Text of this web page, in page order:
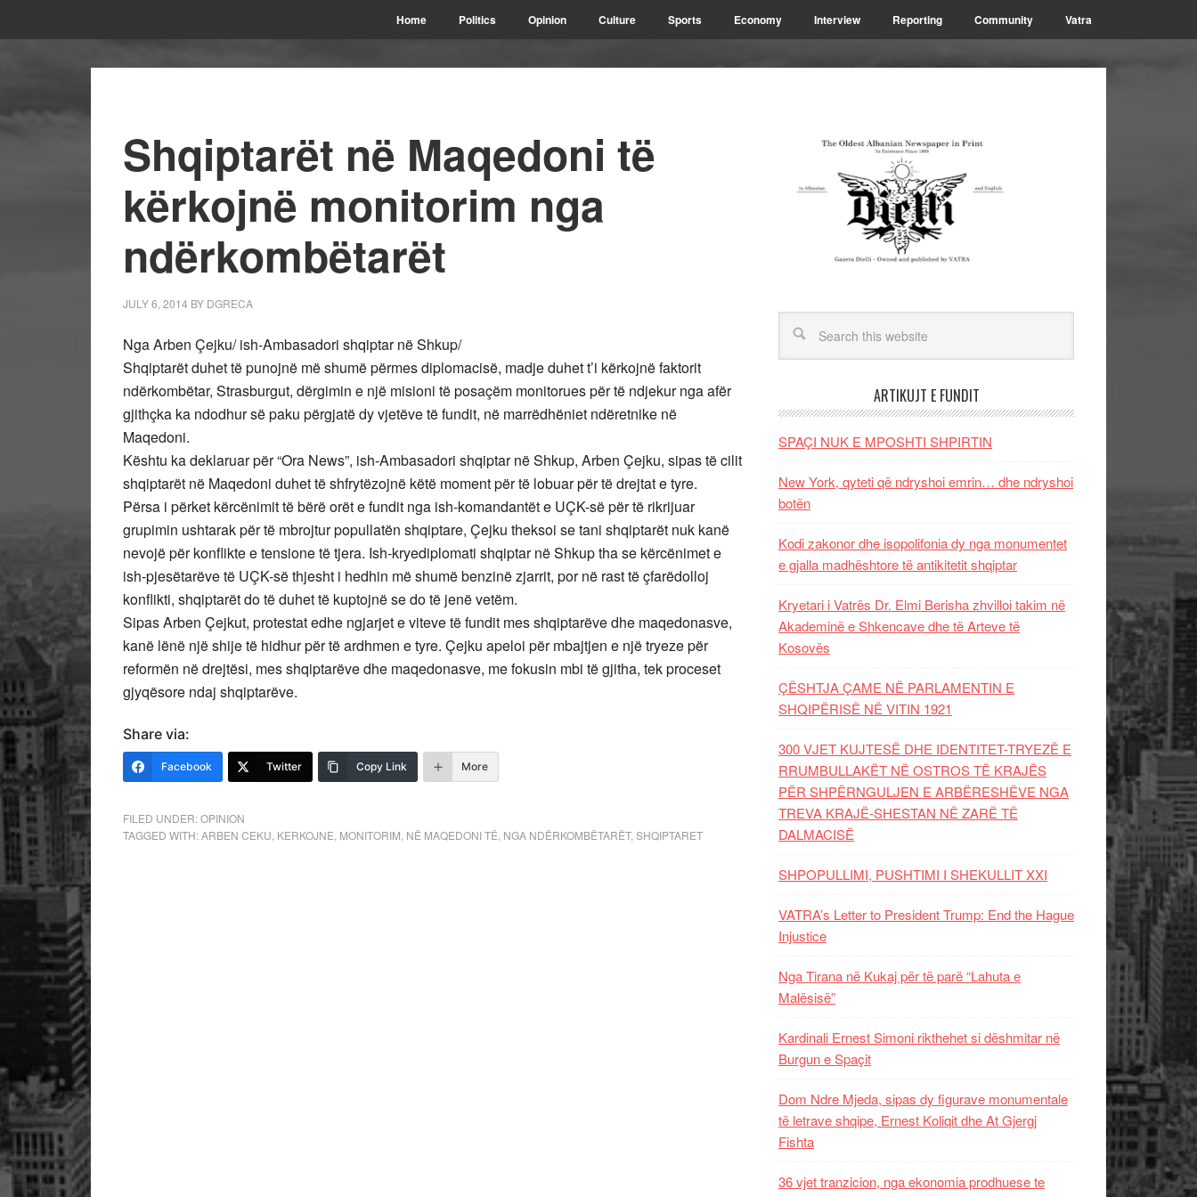
Home Politics Opinion Culture Sports Economy Interview Reporting Community Vatra
Shqiptarët në Maqedoni të
kërkojnë monitorim nga
ndërkombëtarët
JULY 6, 2014 BY DGRECA
Nga Arben Çejku/ ish-Ambasadori shqiptar në Shkup/
Shqiptarët duhet të punojnë më shumë përmes diplomacisë, madje duhet t’i kërkojnë faktorit
ndërkombëtar, Strasburgut, dërgimin e një misioni të posaçëm monitorues për të ndjekur nga afër
gjithçka ka ndodhur së paku përgjatë dy vjetëve të fundit, në marrëdhëniet ndëretnike në
Maqedoni.
Kështu ka deklaruar për “Ora News”, ish-Ambasadori shqiptar në Shkup, Arben Çejku, sipas të cilit
shqiptarët në Maqedoni duhet të shfrytëzojnë këtë moment për të lobuar për të drejtat e tyre.
Përsa i përket kërcënimit të bërë orët e fundit nga ish-komandantët e UÇK-së për të rikrijuar
grupimin ushtarak për të mbrojtur popullatën shqiptare, Çejku theksoi se tani shqiptarët nuk kanë
nevojë për konflikte e tensione të tjera. Ish-kryediplomati shqiptar në Shkup tha se kërcënimet e
ish-pjesëtarëve të UÇK-së thjesht i hedhin më shumë benzinë zjarrit, por në rast të çfarëdolloj
konflikti, shqiptarët do të duhet të kuptojnë se do të jenë vetëm.
Sipas Arben Çejkut, protestat edhe ngjarjet e viteve të fundit mes shqiptarëve dhe maqedonasve,
kanë lënë një shije të hidhur për të ardhmen e tyre. Çejku apeloi për mbajtjen e një tryeze për
reformën në drejtësi, mes shqiptarëve dhe maqedonasve, me fokusin mbi të gjitha, tek proceset
gjyqësore ndaj shqiptarëve.
Share via:
Facebook Twitter Copy Link More
FILED UNDER:OPINION
TAGGED WITH:ARBEN CEKU KERKOJNE MONITORIM NË MAQEDONI TË NGA NDËRKOMBËTARËT, SHQIPTARET
ARTIKUJT E FUNDIT
SPAÇI NUK E MPOSHTI SHPIRTIN
New York, qyteti që ndryshoi emrin… dhe ndryshoi
botën
Kodi zakonor dhe isopolifonia dy nga monumentet
e gjalla madhështore të antikitetit shqiptar
Kryetari i Vatrës Dr. Elmi Berisha zhvilloi takim në
Akademinë e Shkencave dhe të Arteve të
Kosovës
ÇËSHTJA ÇAME NË PARLAMENTIN E
SHQIPËRISË NË VITIN 1921
300 VJET KUJTESË DHE IDENTITET-TRYEZË E
RRUMBULLAKËT NË OSTROS TË KRAJËS
PËR SHPËRNGULJEN E ARBËRESHËVE NGA
TREVA KRAJË-SHESTAN NË ZARË TË
DALMACISË
SHPOPULLIMI, PUSHTIMI I SHEKULLIT XXI
VATRA’s Letter to President Trump: End the Hague
Injustice
Nga Tirana në Kukaj për të parë “Lahuta e
Malësisë”
Kardinali Ernest Simoni rikthehet si dëshmitar në
Burgun e Spaçit
Dom Ndre Mjeda, sipas dy figurave monumentale
të letrave shqipe, Ernest Koliqit dhe At Gjergj
Fishta
36 vjet tranzicion, nga ekonomia prodhuese te